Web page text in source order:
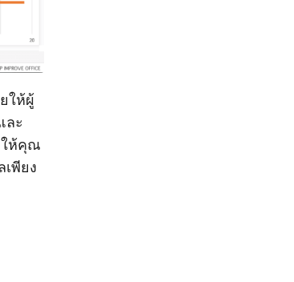
ให้ผู้
ละ
ให้คุณ
พียง